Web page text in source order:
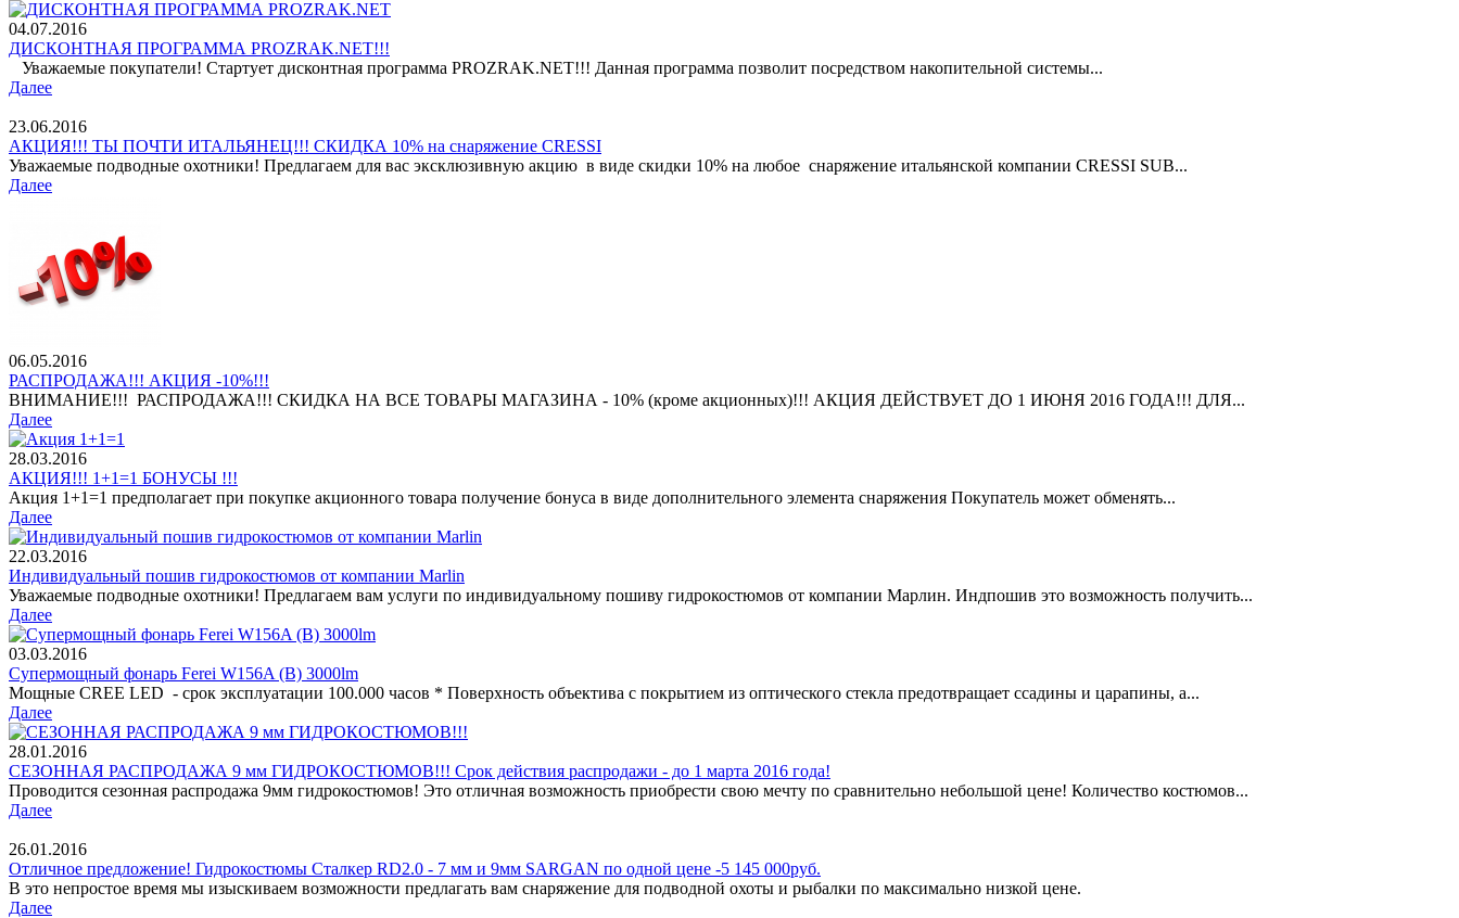
04.07.2016
ДИСКОНТНАЯ ПРОГРАММА PROZRAK.NET!!!
Уважаемые покупатели! Стартует дисконтная программа PROZRAK.NET!!! Данная программа позволит посредством накопительной системы...
Далее
23.06.2016
АКЦИЯ!!! ТЫ ПОЧТИ ИТАЛЬЯНЕЦ!!! СКИДКА 10% на снаряжение CRESSI
Уважаемые подводные охотники! Предлагаем для вас эксклюзивную акцию в виде скидки 10% на любое снаряжение итальянской компании CRESSI SUB...
Далее
06.05.2016
РАСПРОДАЖА!!! АКЦИЯ -10%!!!
ВНИМАНИЕ!!! РАСПРОДАЖА!!! СКИДКА НА ВСЕ ТОВАРЫ МАГАЗИНА - 10% (кроме акционных)!!! АКЦИЯ ДЕЙСТВУЕТ ДО 1 ИЮНЯ 2016 ГОДА!!! ДЛЯ...
Далее
28.03.2016
АКЦИЯ!!! 1+1=1 БОНУСЫ !!!
Акция 1+1=1 предполагает при покупке акционного товара получение бонуса в виде дополнительного элемента снаряжения Покупатель может обменять...
Далее
22.03.2016
Индивидуальный пошив гидрокостюмов от компании Marlin
Уважаемые подводные охотники! Предлагаем вам услуги по индивидуальному пошиву гидрокостюмов от компании Марлин. Индпошив это возможность получить...
Далее
03.03.2016
Супермощный фонарь Ferei W156A (B) 3000lm
Мощные CREE LED - срок эксплуатации 100.000 часов * Поверхность объектива с покрытием из оптического стекла предотвращает ссадины и царапины, а...
Далее
28.01.2016
СЕЗОННАЯ РАСПРОДАЖА 9 мм ГИДРОКОСТЮМОВ!!! Срок действия распродажи - до 1 марта 2016 года!
Проводится сезонная распродажа 9мм гидрокостюмов! Это отличная возможность приобрести свою мечту по сравнительно небольшой цене! Количество костюмов...
Далее
26.01.2016
Отличное предложение! Гидрокостюмы Сталкер RD2.0 - 7 мм и 9мм SARGAN по одной цене -5 145 000руб.
В это непростое время мы изыскиваем возможности предлагать вам снаряжение для подводной охоты и рыбалки по максимально низкой цене.
Далее